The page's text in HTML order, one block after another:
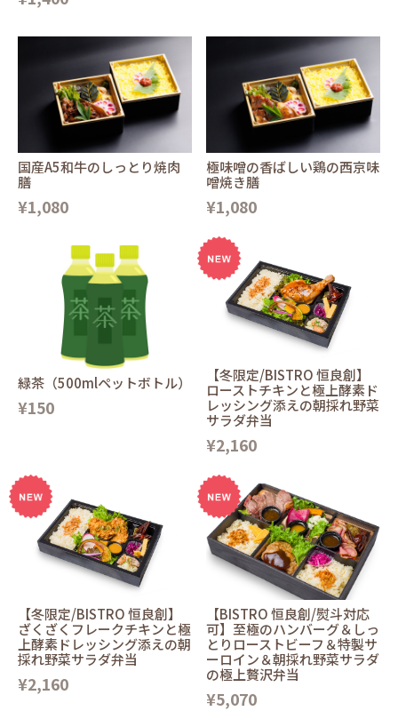
国産A5和牛のしっとり焼肉
膳
¥1,080
極味噌の香ばしい鶏の西京味
噌焼き膳
¥1,080
緑茶（500mlペットボトル）
¥150
【冬限定/BISTRO 恒良創】
ローストチキンと極上酵素ド
レッシング添えの朝採れ野菜
サラダ弁当
¥2,160
【冬限定/BISTRO 恒良創】
ざくざくフレークチキンと極
上酵素ドレッシング添えの朝
採れ野菜サラダ弁当
¥2,160
【BISTRO 恒良創/熨斗対応
可】至極のハンバーグ＆しっ
とりローストビーフ＆特製サ
ーロイン＆朝採れ野菜サラダ
の極上贅沢弁当
¥5,070